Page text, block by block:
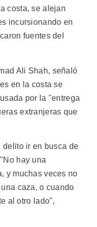
costa, se alejan
incursionando en
fuentes del
Ali Shah, señaló
en la costa se
por la "entrega
extranjeras que
delito ir en busca de
hay una
y muchas veces no
caza, o cuando
al otro lado",